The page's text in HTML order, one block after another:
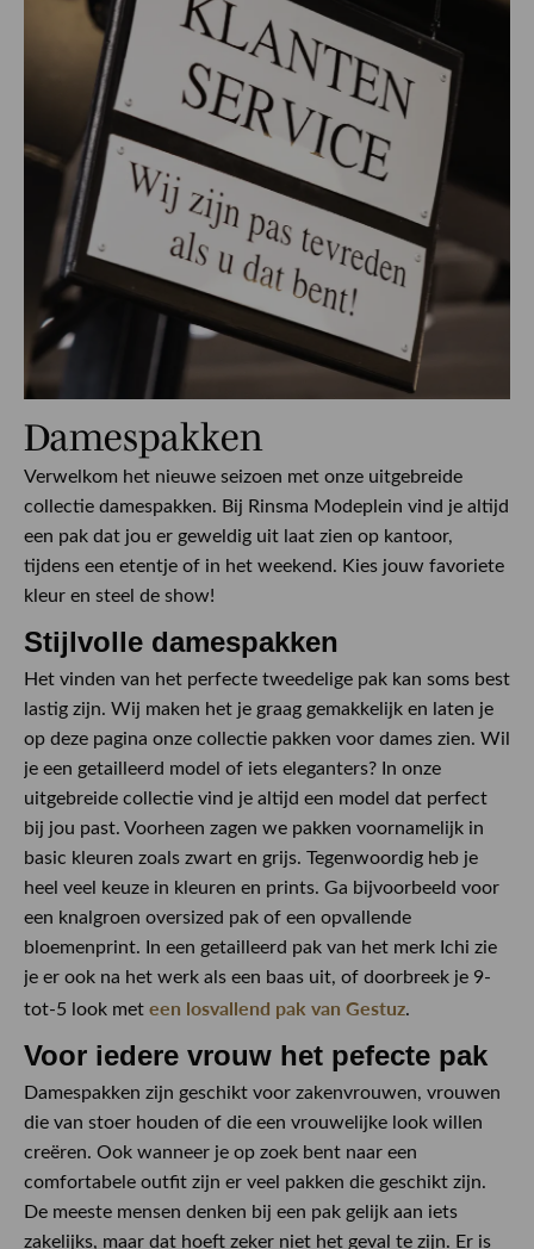
Damespakken
Verwelkom het nieuwe seizoen met onze uitgebreide
collectie damespakken. Bij Rinsma Modeplein vind je altijd
een pak dat jou er geweldig uit laat zien op kantoor,
tijdens een etentje of in het weekend. Kies jouw favoriete
kleur en steel de show!
Stijlvolle damespakken
Het vinden van het perfecte tweedelige pak kan soms best
lastig zijn. Wij maken het je graag gemakkelijk en laten je
op deze pagina onze collectie pakken voor dames zien. Wil
je een getailleerd model of iets eleganters? In onze
uitgebreide collectie vind je altijd een model dat perfect
bij jou past. Voorheen zagen we pakken voornamelijk in
basic kleuren zoals zwart en grijs. Tegenwoordig heb je
heel veel keuze in kleuren en prints. Ga bijvoorbeeld voor
een knalgroen oversized pak of een opvallende
bloemenprint. In een getailleerd pak van het merk Ichi zie
je er ook na het werk als een baas uit, of doorbreek je 9-
tot-5 look met een losvallend pak van Gestuz.
Voor iedere vrouw het pefecte pak
Damespakken zijn geschikt voor zakenvrouwen, vrouwen
die van stoer houden of die een vrouwelijke look willen
creëren. Ook wanneer je op zoek bent naar een
comfortabele outfit zijn er veel pakken die geschikt zijn.
De meeste mensen denken bij een pak gelijk aan iets
zakelijks, maar dat hoeft zeker niet het geval te zijn. Er is